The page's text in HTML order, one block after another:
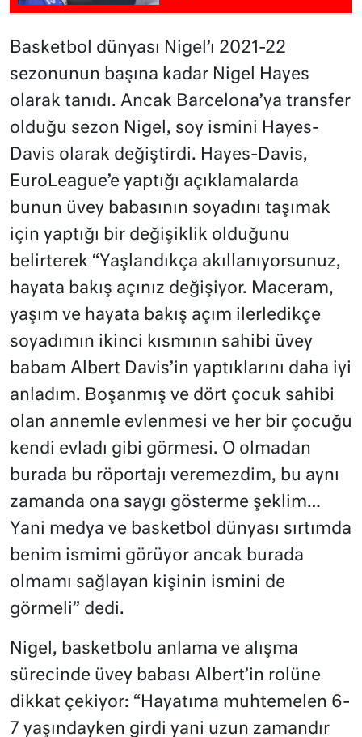
Basketbol dünyası Nigel’ı 2021-22
sezonunun başına kadar Nigel Hayes
olarak tanıdı. Ancak Barcelona’ya transfer
olduğu sezon Nigel, soy ismini Hayes-
Davis olarak değiştirdi. Hayes-Davis,
EuroLeague’e yaptığı açıklamalarda
bunun üvey babasının soyadını taşımak
için yaptığı bir değişiklik olduğunu
belirterek “Yaşlandıkça akıllanıyorsunuz,
hayata bakış açınız değişiyor. Maceram,
yaşım ve hayata bakış açım ilerledikçe
soyadımın ikinci kısmının sahibi üvey
babam Albert Davis’in yaptıklarını daha iyi
anladım. Boşanmış ve dört çocuk sahibi
olan annemle evlenmesi ve her bir çocuğu
kendi evladı gibi görmesi. O olmadan
burada bu röportajı veremezdim, bu aynı
zamanda ona saygı gösterme şeklim…
Yani medya ve basketbol dünyası sırtımda
benim ismimi görüyor ancak burada
olmamı sağlayan kişinin ismini de
görmeli” dedi.
Nigel, basketbolu anlama ve alışma
sürecinde üvey babası Albert’in rolüne
dikkat çekiyor: “Hayatıma muhtemelen 6-
7 yaşındayken girdi yani uzun zamandır